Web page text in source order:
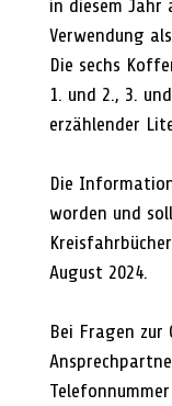
in diesem Jahr
Verwendung
Die sechs
1. und 2., 3.
erzählender
Die
worden und
August 2024.
Bei Fragen